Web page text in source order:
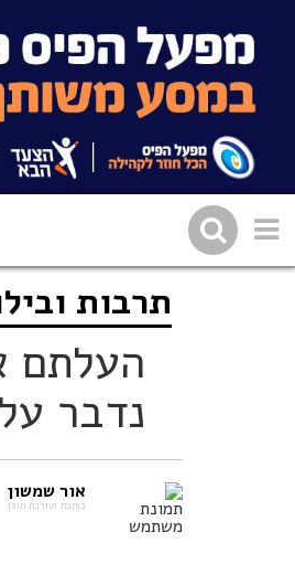
שתפו בפייסבוק
תרבות
העלתם
נדבר
אור שמשון
כותבת ועורכת תוכן